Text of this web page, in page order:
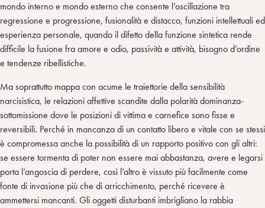
mondo interno e mondo esterno che consente l’oscillazione tra
regressione e progressione, fusionalità e distacco, funzioni intellettuali ed
esperienza personale, quando il difetto della funzione sintetica rende
difficile la fusione fra amore e odio, passività e attività, bisogno d’ordine
e tendenze ribellistiche.
Ma soprattutto mappa con acume le traiettorie della sensibilità
narcisistica, le relazioni affettive scandite dalla polarità dominanza-
sottomissione dove le posizioni di vittima e carnefice sono fisse e
reversibili. Perché in mancanza di un contatto libero e vitale con se stessi
è compromessa anche la possibilità di un rapporto positivo con gli altri:
se essere tormenta di poter non essere mai abbastanza, avere e legarsi
porta l’angoscia di perdere, così l’altro è vissuto più facilmente come
fonte di invasione più che di arricchimento, perché ricevere è
ammettersi mancanti. Gli oggetti disturbanti imbrigliano la rabbia